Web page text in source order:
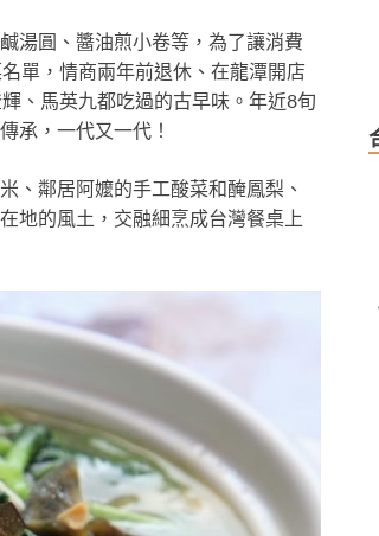
湯圓、醬油煎小卷等，為了讓消費
單，情商兩年前退休、在龍潭開店
、馬英九都吃過的古早味。年近8旬
承，一代又一代！
、鄰居阿嬤的手工酸菜和醃鳳梨、
地的風土，交融細烹成台灣餐桌上